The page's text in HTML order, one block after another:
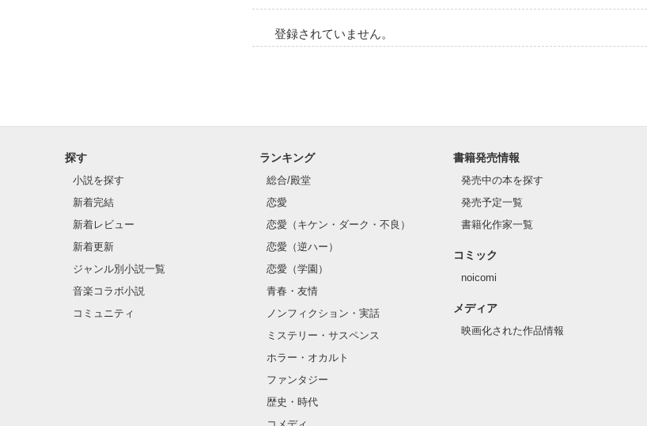
「俺、君のこと…」
            この続きが言えたなら
登録されていません。
探す
小説を探す
新着完結
新着レビュー
新着更新
ジャンル別小説一覧
音楽コラボ小説
コミュニティ
ランキング
総合/殿堂
恋愛
恋愛（キケン・ダーク・不良）
恋愛（逆ハー）
恋愛（学園）
青春・友情
ノンフィクション・実話
ミステリー・サスペンス
ホラー・オカルト
ファンタジー
歴史・時代
書籍発売情報
発売中の本を探す
発売予定一覧
書籍化作家一覧
コミック
noicomi
メディア
映画化された作品情報